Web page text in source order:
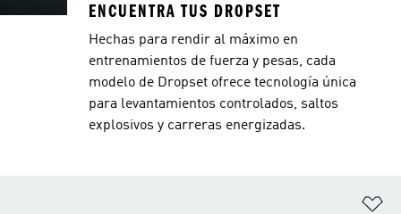
ENCUENTRA TUS DROPSET
Hechas para rendir al máximo en
entrenamientos de fuerza y pesas, cada
modelo de Dropset ofrece tecnología única
para levantamientos controlados, saltos
explosivos y carreras energizadas.